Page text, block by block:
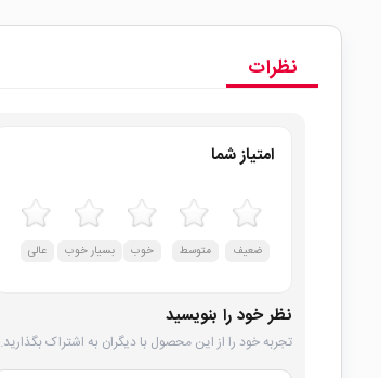
نظرات
امتیاز شما
ضعیف متوسط خوب بسیار خوب عالی
نظر خود را بنویسید
تجربه خود را از این محصول با دیگران به اشتراک بگذارید.